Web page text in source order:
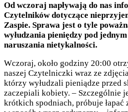
Od wczoraj napływają do nas
Czytelników dotyczące
Zaspie. Sprawa jest o tyle
wyłudzania pieniędzy pod
naruszania nietykalności.
Wczoraj, około godziny 20:00
naszej Czytelniczki wraz ze
którzy wyłudzali pieniądze przed
zaczepiali kobiety. – Szczególnie
krótkich spodniach, próbuje łapać